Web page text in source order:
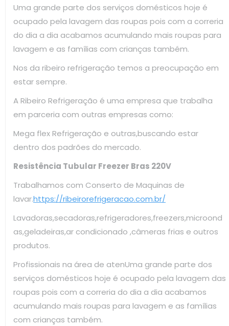
Uma grande parte dos serviços domésticos hoje é
ocupado pela lavagem das roupas pois com a correria
do dia a dia acabamos acumulando mais roupas para
lavagem e as famílias com crianças também.
Nos da ribeiro refrigeração temos a preocupação em
estar sempre.
A Ribeiro Refrigeração é uma empresa que trabalha
em parceria com outras empresas como:
Mega flex Refrigeração e outras,buscando estar
dentro dos padrões do mercado.
Resistência Tubular Freezer Bras 220V
Trabalhamos com Conserto de Maquinas de
lavar.https://ribeirorefrigeracao.com.br/
Lavadoras,secadoras,refrigeradores,freezers,microond
as,geladeiras,ar condicionado ,câmeras frias e outros
produtos.
Profissionais na área de atenUma grande parte dos
serviços domésticos hoje é ocupado pela lavagem das
roupas pois com a correria do dia a dia acabamos
acumulando mais roupas para lavagem e as famílias
com crianças também.